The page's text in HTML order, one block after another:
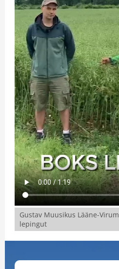
Gustav Muusikus Lääne-
lepingut